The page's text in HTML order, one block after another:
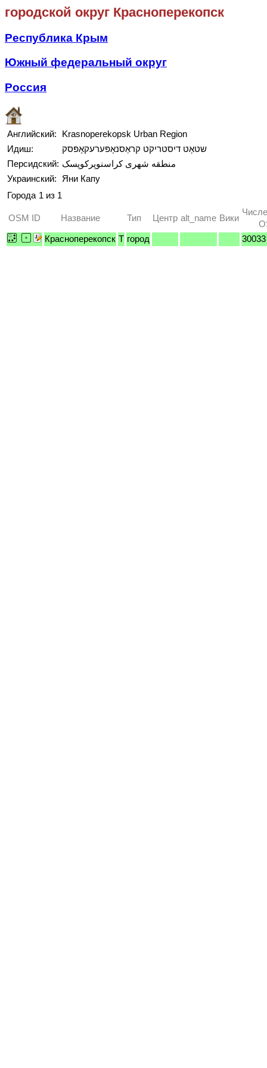
городской округ Красноперекопск
Республика Крым
Южный федеральный округ
Россия
Английский:
Krasnoperekopsk Urban Region
Идиш:
שטאָט דיסטריקט קראַסנאָפּערעקאָפּסק
Персидский: منطقه شهری کراسنوپرکوپسک
Украинский:
Яни Капу
Города 1 из 1
OSM ID Название Тип Центр alt_name Вики
Красноперекопск T город 30033